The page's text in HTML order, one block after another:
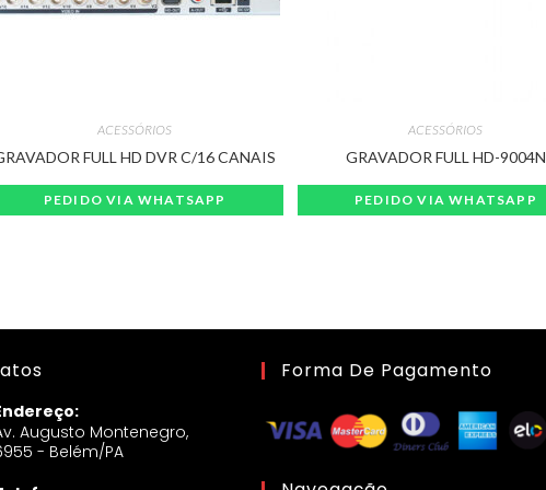
ACESSÓRIOS
FULL HD DVR C/16 CANAIS
PEDIDO VIA WHATSAPP
ACESSÓRIOS
GRAVADOR FULL HD-9004N
PEDIDO VIA WHATSAPP
Augusto Montenegro,
- Belém/PA
Forma De Pagamento